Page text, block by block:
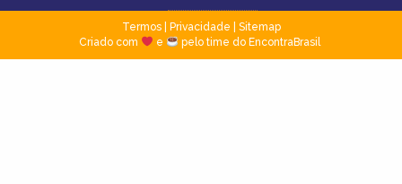
Termos| Privacidade
Sitemap
Criado com
e pelo time do EncontraBrasil